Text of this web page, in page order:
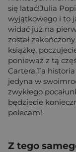
się latać!Julia
wyjątkowego i to
widać już na
został
książkę,
ponieważ z tą
Cartera.Ta
jedyna w
zwykłego
będziecie
polecam!
Z tego